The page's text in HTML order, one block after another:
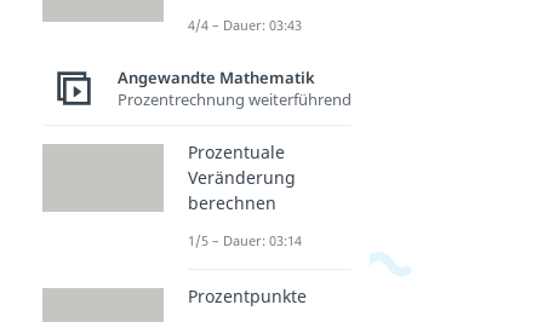
4/4 – Dauer: 03:43
Angewandte Mathematik
Prozentrechnung weiterführend
Prozentuale
Veränderung
berechnen
1/5 – Dauer: 03:14
Prozentpunkte